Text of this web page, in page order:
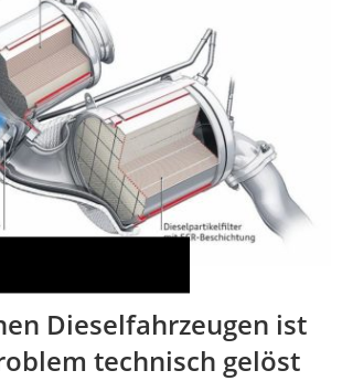
Dieselfahrzeugen ist
technisch gelöst